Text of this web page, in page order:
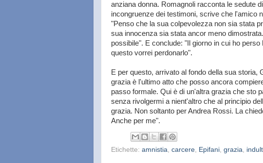
anziana donna. Romagnoli racconta le sedute
incongruenze dei testimoni, scrive che l'amico
"Penso che la sua colpevolezza non sia stata
sua innocenza sia stata ancor meno
possibile". E conclude: "Il giorno in cui ho
questo vorrei perdonarlo".
E per questo, arrivato al fondo della sua storia,
grazia è l'ultimo atto che posso ancora
passo formale. Qui è di un'altra grazia che sto
senza rivolgermi a nient'altro che al principio
grazia. Non soltanto per Andrea Rossi. La
Anche per me".
Etichette: amnistia, carcere, Epifani, grazia,